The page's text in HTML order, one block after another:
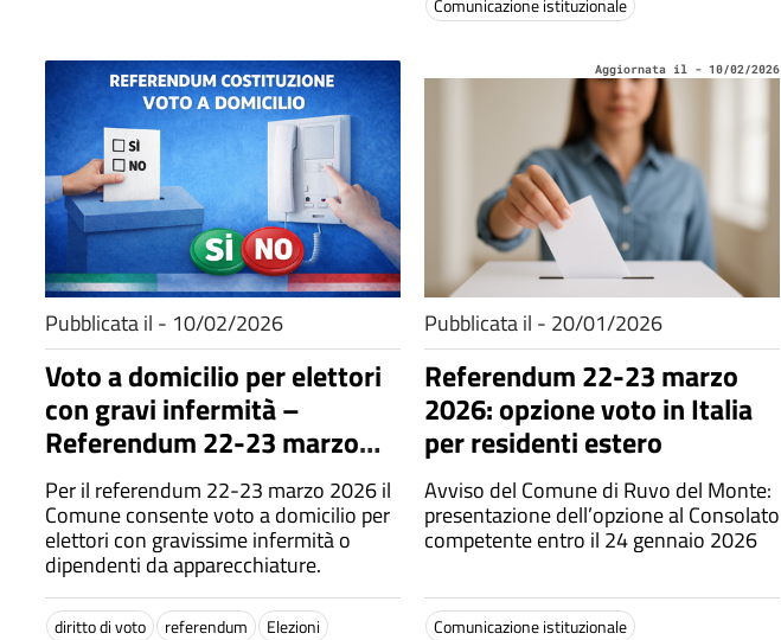
legge 30 dicembre 2024
Comunicazione istituzionale
Pubblicata il - 10/02/2026
Voto a domicilio per elettori
con gravi infermità –
Referendum 22-23 marzo
2026
Per il referendum 22-23 marzo 2026 il
Comune consente voto a domicilio per
elettori con gravissime infermità o
dipendenti da apparecchiature.
diritto di voto referendum Elezioni
Aggiornata il - 10/02/2026
Pubblicata il - 20/01/2026
Referendum 22-23 marzo
2026: opzione voto in Italia
per residenti estero
Avviso del Comune di Ruvo del Monte:
presentazione dell’opzione al Consolato
competente entro il 24 gennaio 2026
Comunicazione istituzionale